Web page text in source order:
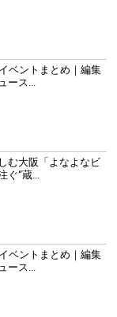
ベントまとめ｜編集
ース...
む大阪「よなよなビ
ぐ“蔵...
ベントまとめ｜編集
ース...